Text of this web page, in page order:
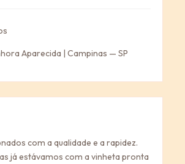
Aparecida | Campinas — SP
com a qualidade e a rapidez.
já estávamos com a vinheta pronta